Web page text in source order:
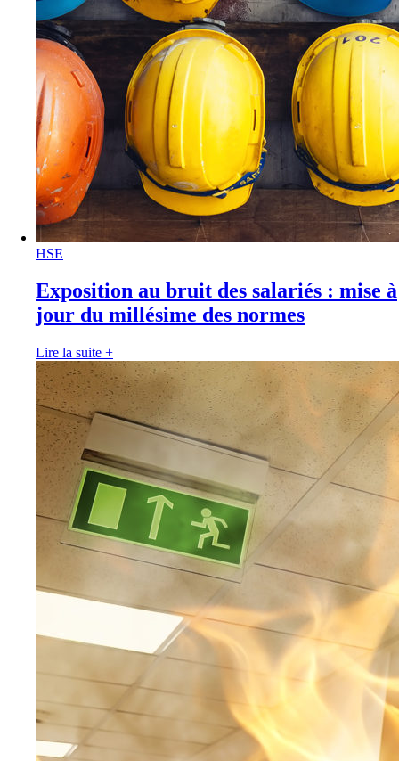
HSE
Exposition au bruit des salariés : mise à
jour du millésime des normes
Lire la suite +